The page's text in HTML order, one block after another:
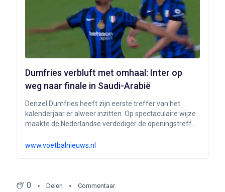
Dumfries verbluft met omhaal: Inter op
weg naar finale in Saudi-Arabië
Denzel Dumfries heeft zijn eerste treffer van het
kalenderjaar er alweer inzitten. Op spectaculaire wijze
maakte de Nederlandse verdediger de openingstreffer
ploegen elkaar voor de halve finale van de Italiaanse
www.voetbalnieuws.nl
0 Delen Commentaar